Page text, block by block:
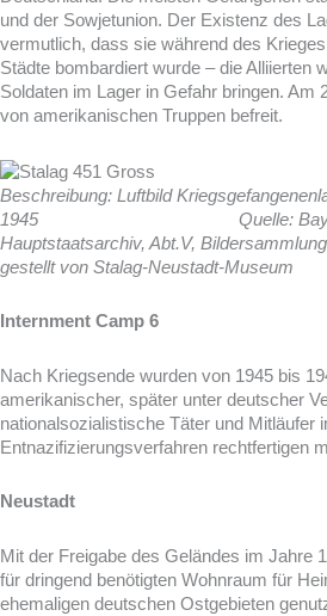
und der Sowjetunion. Der Existenz des
vermutlich, dass sie während des
Städte bombardiert wurde – die Alliierten
Soldaten im Lager in Gefahr bringen. Am
von amerikanischen Truppen befreit.
Beschreibung: Luftbild
1945 Quelle:
Hauptstaatsarchiv, Abt.V,
gestellt von Stalag-Neustadt-Museum
Internment Camp 6
Nach Kriegsende wurden von 1945 bis
amerikanischer, später unter deutscher
nationalsozialistische Täter und Mitläufer
Entnazifizierungsverfahren rechtfertigen
Neustadt
Mit der Freigabe des Geländes im Jahre
für dringend benötigten Wohnraum für
ehemaligen deutschen Ostgebieten